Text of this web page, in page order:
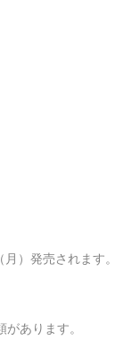
）発売されます。
あります。